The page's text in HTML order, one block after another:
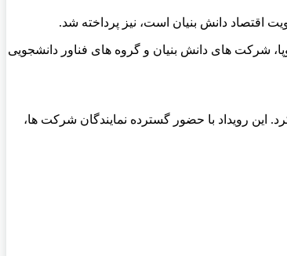
اقتصاد دانش بنیان است، نیز پرداخته شد.
شرکت های دانش بنیان و گروه های فناور دانشجویی
دی ماه ۱۴۰۲ در حاشیه نمایشگاه تلکام منتشر شده بود، پس از داوری های اولیه و نهایی، نتایج خود را در اردیبهشت ۱۴۰۳ اعلام کرد. این رویداد با حضور گسترده نمایندگان شرکت ها،